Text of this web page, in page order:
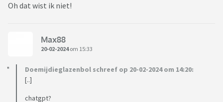
Oh dat wist ik niet!
Max88
20-02-2024om 15:33
Doemijdieglazenbol schreef op 20-02-2024 om 14:20:
[..]
chatgpt?